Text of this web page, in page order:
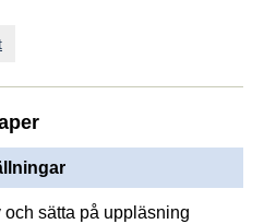
och sätta på uppläsning